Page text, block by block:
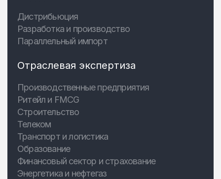
Дистрибьюция
Разработка и производство
Параллельный импорт
Отраслевая экспертиза
Производственные предприятия
Ритейл и FMCG
Строительство
Телеком
Транспорт и логистика
Образование
Финансовый сектор и страхование
Энергетика и нефтегаз